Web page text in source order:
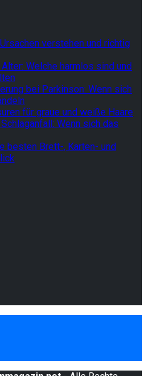
verstehen und richtig
Welche harmlos sind und
bei Parkinson: Wenn sich
für graue und weiße Haare
Wenn sich das
besten Brett-, Karten- und